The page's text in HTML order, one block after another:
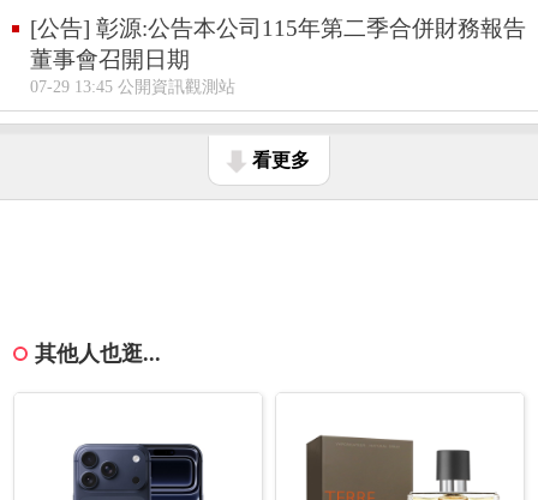
[公告] 彰源:公告本公司115年第二季合併財務報告
董事會召開日期
07-29 13:45 公開資訊觀測站
看更多
其他人也逛...